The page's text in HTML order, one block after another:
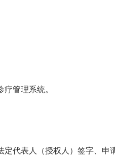
管理系统。
定代表人（授权人）签字、